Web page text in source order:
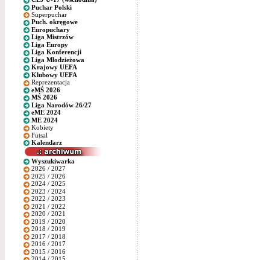
Puchar Polski
Superpuchar
Puch. okręgowe
Europuchary
Liga Mistrzów
Liga Europy
Liga Konferencji
Liga Młodzieżowa
Krajowy UEFA
Klubowy UEFA
Reprezentacja
eMŚ 2026
MŚ 2026
Liga Narodów 26/27
eME 2024
ME 2024
Kobiety
Futsal
Kalendarz
Wyszukiwarka
2026 / 2027
2025 / 2026
2024 / 2025
2023 / 2024
2022 / 2023
2021 / 2022
2020 / 2021
2019 / 2020
2018 / 2019
2017 / 2018
2016 / 2017
2015 / 2016